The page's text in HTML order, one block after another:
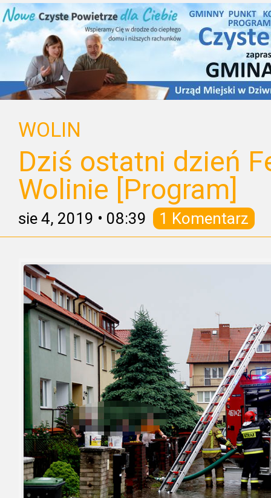
WOLIN
Dziś ostatni dzień
Wolinie [Program]
sie 4, 2019 • 08:39 1 Komentarz